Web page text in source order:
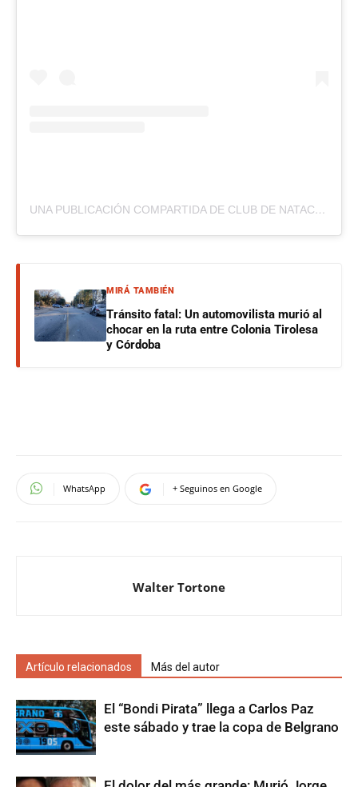
UNA PUBLICACIÓN COMPARTIDA DE CLUB DE NATACIÓN SOL Y LAGO (@SOLYLAGONATACION)
MIRÁ TAMBIÉN
Tránsito fatal: Un automovilista murió al
chocar en la ruta entre Colonia Tirolesa
y Córdoba
WhatsApp + Seguinos en Google
Walter Tortone
Artículo relacionados Más del autor
El “Bondi Pirata” llega a Carlos Paz
este sábado y trae la copa de Belgrano